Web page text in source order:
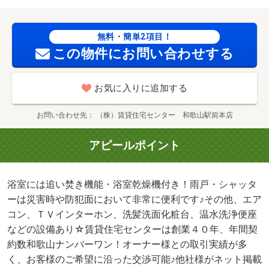
無料・簡単2項目！
この物件にお問い合わせする
お気に入りに追加する
お問い合わせ先 （株）賃貸住宅センター 和歌山駅前本店
アピールポイント
浴室には追い焚き機能・浴室乾燥機付き！雨戸・シャッタ
ーは災害時や防犯面において非常に便利です♪その他、エア
コン、ＴＶインターホン、洗髪洗面化粧台、温水洗浄便座
などの設備あり☆賃貸住宅センターは創業４０年、年間契
約数和歌山ナンバーワン！オーナー様との取引実績が多
く、お客様のご希望に沿った交渉可能♪他社様がネット掲載